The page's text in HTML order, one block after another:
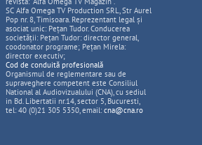
SC Alfa Omega TV Production SRL, Str Aurel
Pop nr. 8, Timisoara. Reprezentant legal și
asociat unic: Pețan Tudor. Conducerea
societății: Pețan Tudor: director general,
coodonator programe; Pețan Mirela:
director executiv;
Cod de conduită profesională
Organismul de reglementare sau de
supraveghere competent este Consiliul
National al Audiovizualului (CNA), cu sediul
in Bd. Libertatii nr.14, sector 5, Bucuresti,
tel: 40 (0)21 305 5350, email: cna@cna.ro